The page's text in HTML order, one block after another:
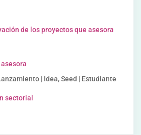
de los proyectos que asesora
| Idea, Seed | Estudiante
sectorial